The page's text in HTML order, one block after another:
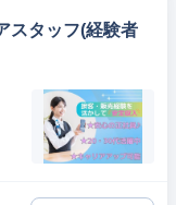
スタッフ(経験者